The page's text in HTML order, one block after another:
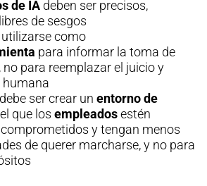
de IA deben ser precisos,
de sesgos
utilizarse como
para informar la toma de
no para reemplazar el juicio y
humana
ser crear un entorno de
que los empleadosestén
y tengan menos
de querer marcharse, y no para